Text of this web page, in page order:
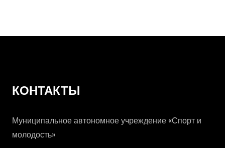
КОНТАКТЫ
Муниципальное автономное учреждение «Спорт и
молодость»